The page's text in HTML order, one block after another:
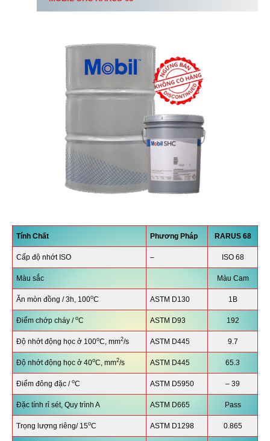
Tính Chất Phương Pháp RARUS 68
Cấp độ nhớt ISO – ISO 68
Màu sắc Màu Cam
Ăn mòn đồng / 3h, 100oC ASTM D130 1B
Điểm chớp cháy / oC ASTM D93 192
Độ nhớt động học ở 100oC, mm2/s ASTM D445 9.7
Độ nhớt động học ở 40oC, mm2/s ASTM D445 65.3
Điểm đông đặc / oC ASTM D5950 – 39
Đặc tính rỉ sét, Quy trình A ASTM D665 Pass
Trọng lượng riêng/ 15oC ASTM D1298 0.865